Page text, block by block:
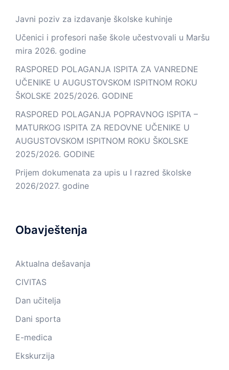
Javni poziv za izdavanje školske kuhinje
Učenici i profesori naše škole učestvovali u Maršu
mira 2026. godine
RASPORED POLAGANJA ISPITA ZA VANREDNE
UČENIKE U AUGUSTOVSKOM ISPITNOM ROKU
ŠKOLSKE 2025/2026. GODINE
RASPORED POLAGANJA POPRAVNOG ISPITA –
MATURKOG ISPITA ZA REDOVNE UČENIKE U
AUGUSTOVSKOM ISPITNOM ROKU ŠKOLSKE
2025/2026. GODINE
Prijem dokumenata za upis u I razred školske
2026/2027. godine
Obavještenja
Aktualna dešavanja
CIVITAS
Dan učitelja
Dani sporta
E-medica
Ekskurzija